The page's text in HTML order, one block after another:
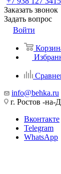
Заказать звонок
Задать вопрос
Войти
info@behka.ru
г. Ростов -
Вконтакте
Telegram
WhatsApp